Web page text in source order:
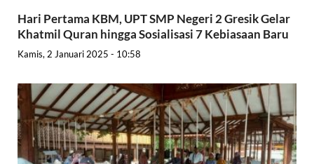
Hari Pertama KBM, UPT SMP Negeri 2 Gresik Gelar
Khatmil Quran hingga Sosialisasi 7 Kebiasaan Baru
Kamis, 2 Januari 2025 - 10:58